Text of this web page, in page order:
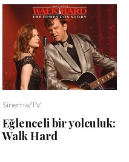
Sinema/TV
Eğlenceli bir yolculuk:
Walk Hard